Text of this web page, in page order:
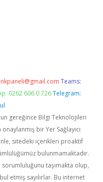
Teams:
0262 606 0 726 Telegram:
gereğince Bilgi Teknolojileri
bir Yer Sağlayıcı
sitedeki içerikleri proaktif
bulunmamaktadır.
taşımakta olup,
etmiş sayılırlar. Bu internet